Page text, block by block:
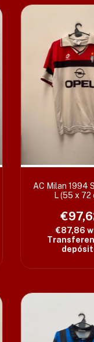
AC Milan 1994
L (55 x 72
€87,86